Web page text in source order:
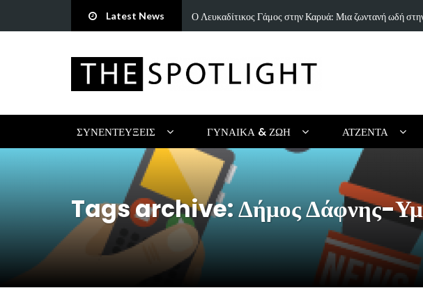
Latest News
ωδή στην παράδοση και τον… «Άννα Είσαι Καλά;»: Το νέο τραγούδι του Δημήτρη
ΣΥΝΕΝΤΕΎΞΕΙΣ ΓΥΝΑΊΚΑ & ΖΩΉ ΑΤΖΈΝΤΑ
Tags archive: Δήμος Δάφνης-